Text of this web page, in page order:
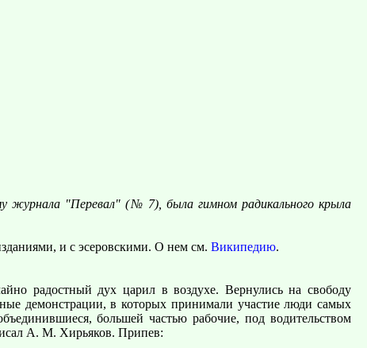
журнала "Перевал" (№ 7), была гимном радикального крыла
и с эсеровскими. О нем см. Википедию.
радостный дух царил в воздухе. Вернулись на свободу
демонстрации, в которых принимали участие люди самых
большей частью рабочие, под водительством
А. М. Хирьяков. Припев: